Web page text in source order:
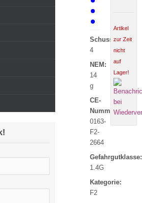
Artikel
zur Zeit
nicht
auf
Lager!
Schuss:
4
NEM:
14
g
CE-
Nummer:
0163-
F2-
2664
Gefahrgutklasse:
1.4G
Kategorie:
F2